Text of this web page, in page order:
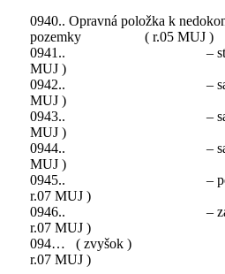
0940.. Opravná položka k
pozemky ( r.05 MUJ )
0941.. –
MUJ )
0942.. –
MUJ )
0943.. –
MUJ )
0944.. –
MUJ )
0945.. –
r.07 MUJ )
0946.. –
r.07 MUJ )
094… ( zvyšok )
r.07 MUJ )